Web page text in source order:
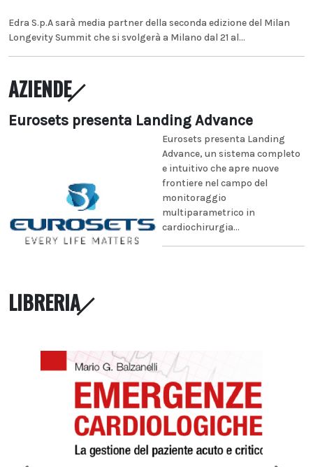
Edra S.p.A sarà media partner della seconda edizione del Milan
Longevity Summit che si svolgerà a Milano dal 21 al...
AZIENDE
Eurosets presenta Landing Advance
Eurosets presenta Landing
Advance, un sistema completo
e intuitivo che apre nuove
frontiere nel campo del
monitoraggio
multiparametrico in
cardiochirurgia...
LIBRERIA